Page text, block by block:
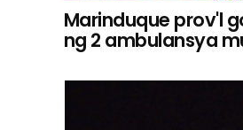
Marinduque prov'l
ng 2 ambulansya